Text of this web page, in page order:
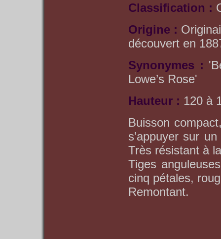
Classification :
Origine :
découvert en
Synonymes :
Lowe’s Rose'
Hauteur : 120 à
Buisson
s’appuyer sur
Très résistant à
Tiges
cinq pétales,
Remontant.